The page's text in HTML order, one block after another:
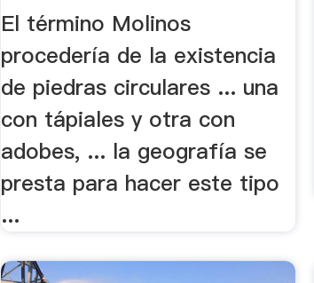
El término Molinos
procedería de la existencia
de piedras circulares ... una
con tápiales y otra con
adobes, ... la geografía se
presta para hacer este tipo
...